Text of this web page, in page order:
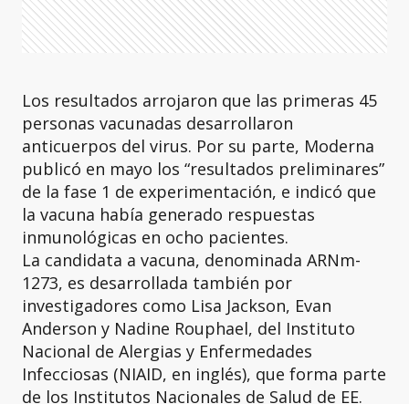
Los resultados arrojaron que las primeras 45
personas vacunadas desarrollaron
anticuerpos del virus. Por su parte, Moderna
publicó en mayo los “resultados preliminares”
de la fase 1 de experimentación, e indicó que
la vacuna había generado respuestas
inmunológicas en ocho pacientes.
La candidata a vacuna, denominada ARNm-
1273, es desarrollada también por
investigadores como Lisa Jackson, Evan
Anderson y Nadine Rouphael, del Instituto
Nacional de Alergias y Enfermedades
Infecciosas (NIAID, en inglés), que forma parte
de los Institutos Nacionales de Salud de EE.